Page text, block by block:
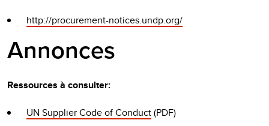
http://procurement-notices.undp.org/
Annonces
Ressources à consulter:
UN Supplier Code of Conduct(PDF)